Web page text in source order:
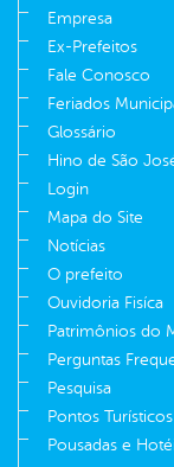
Empresa
Ex-Prefeitos
Fale Conosco
Feriados
Glossário
Hino de São
Login
Mapa do Site
Notícias
O prefeito
Ouvidoria Fisíca
Patrimônios do
Perguntas
Pesquisa
Pontos Turísticos
Pousadas e